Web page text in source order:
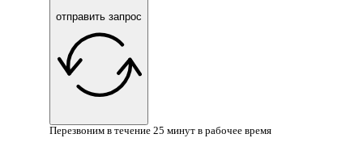
отправить запрос
Перезвоним в течение 25 минут в рабочее время